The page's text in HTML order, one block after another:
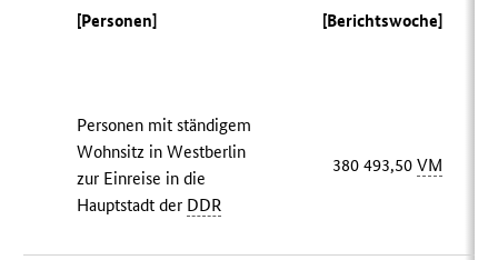
[Personen] [Berichtswoche]
Personen mit ständigem
Wohnsitz in Westberlin
zur Einreise in die
Hauptstadt der DDR
380 493,50VM